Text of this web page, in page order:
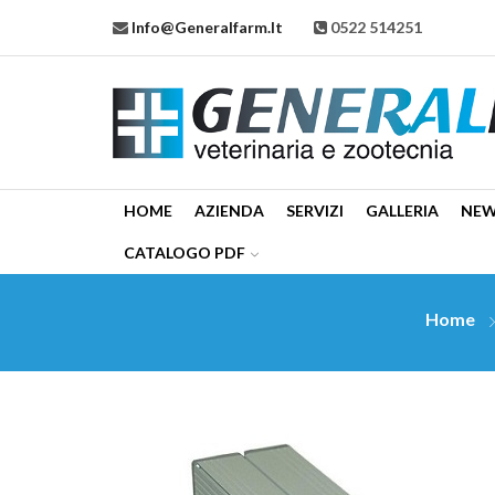
Info@generalfarm.it 0522 514251
HOME AZIENDA SERVIZI GALLERIA
CATALOGO PDF
Home